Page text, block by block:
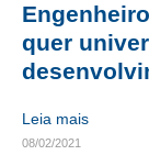
LEI 6.496/1977 –
RES 1.002/2002 –
HOMOLOGAÇÕES
quer
Leia mais
08/02/2021